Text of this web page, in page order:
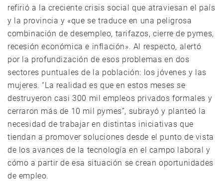
refirió a la creciente crisis social que atraviesan el país
y la provincia y «que se traduce en una peligrosa
combinación de desempleo, tarifazos, cierre de pymes,
recesión económica e inflación». Al respecto, alertó
por la profundización de esos problemas en dos
sectores puntuales de la población: los jóvenes y las
mujeres. “La realidad es que en estos meses se
destruyeron casi 300 mil empleos privados formales y
cerraron más de 10 mil pymes”, subrayó y planteó la
necesidad de trabajar en distintas iniciativas que
tiendan a promover soluciones desde el punto de vista
de los avances de la tecnología en el campo laboral y
cómo a partir de esa situación se crean oportunidades
de empleo.